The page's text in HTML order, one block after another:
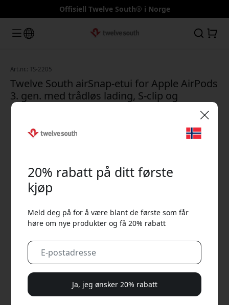
Offisiell Twelve South® i Norge
Art.nr.: TS-2205
Twelve South airSnap-etui for Apple AirPods
3. gen. med trådløs lading, S-clip og
nylonrem i premium skinn - Svart
20% rabatt på ditt første
kjøp
Meld deg på for å være blant de første som får
høre om nye produkter og få 20% rabatt
Ja, jeg ønsker 20% rabatt
🎉 Din rabattkode:
Bruk denne koden i kassen for å få 20% rabatt.